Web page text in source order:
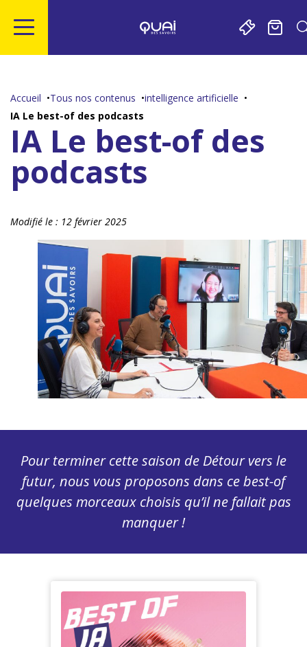
contenu
Accueil Tous nos contenus
intelligence artificielle
IA Le best-of des podcasts
IA Le best-of des
podcasts
Modifié le : 12 février 2025
Pour terminer cette saison de Détour vers le
futur, nous vous proposons dans ce best-of
quelques morceaux choisis qu’il ne fallait pas
manquer !